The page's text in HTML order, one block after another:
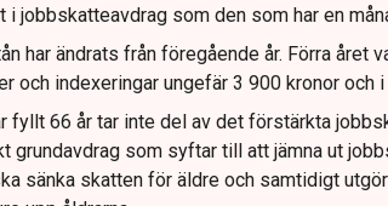
i jobbskatteavdrag som den som har en
har ändrats från föregående år. Förra året
och indexeringar ungefär 3 900 kronor och
fyllt 66 år tar inte del av det förstärkta
grundavdrag som syftar till att jämna ut
sänka skatten för äldre och samtidigt